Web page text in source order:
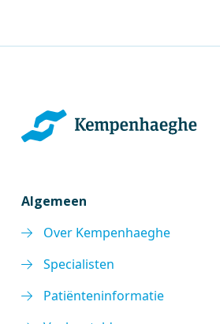
Algemeen
Over Kempenhaeghe
Specialisten
Patiënteninformatie